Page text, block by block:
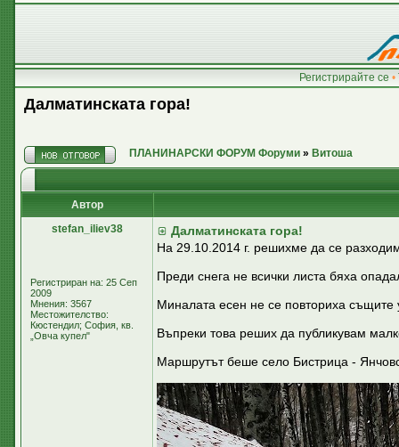
Регистрирайте се •
Далматинската гора!
ПЛАНИНАРСКИ ФОРУМ Форуми » Витоша
Автор
stefan_iliev38
Регистриран на: 25 Сеп
2009
Мнения: 3567
Местожителство:
Кюстендил; София, кв.
„Овча купел"
Далматинската гора!
На 29.10.2014 г. решихме да се
Преди снега не всички листа бяха
Миналата есен не се повториха
Въпреки това реших да публикувам
Маршрутът беше село Бистрица -